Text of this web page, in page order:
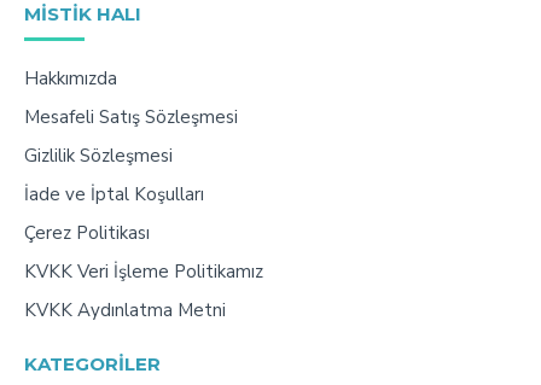
MISTIK HALI
Hakkımızda
Mesafeli Satış Sözleşmesi
Gizlilik Sözleşmesi
İade ve İptal Koşulları
Çerez Politikası
KVKK Veri İşleme Politikamız
KVKK Aydınlatma Metni
KATEGORILER